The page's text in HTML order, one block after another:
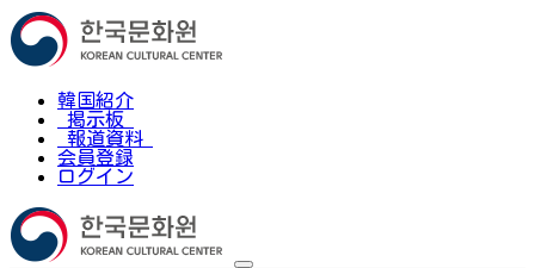
韓国紹介
掲示板
報道資料
会員登録
ログイン